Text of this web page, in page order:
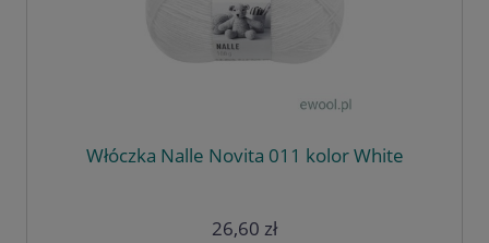
Włóczka Nalle Novita 011 kolor White
26,60 zł